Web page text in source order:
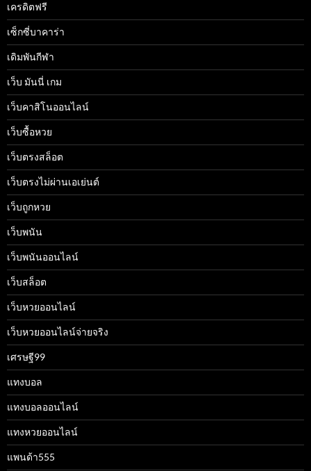
เครดิตฟรี
เซ็กซี่บาคาร่า
เดิมพันกีฬา
เว็บ มันนี่ เกม
เว็บคาสิโนออนไลน์
เว็บซื้อหวย
เว็บตรงสล็อต
เว็บตรงไม่ผ่านเอเย่นต์
เว็บถูกหวย
เว็บพนัน
เว็บพนันออนไลน์
เว็บสล็อต
เว็บหวยออนไลน์
เว็บหวยออนไลน์จ่ายจริง
เศรษฐี99
แทงบอล
แทงบอลออนไลน์
แทงหวยออนไลน์
แพนด้า555